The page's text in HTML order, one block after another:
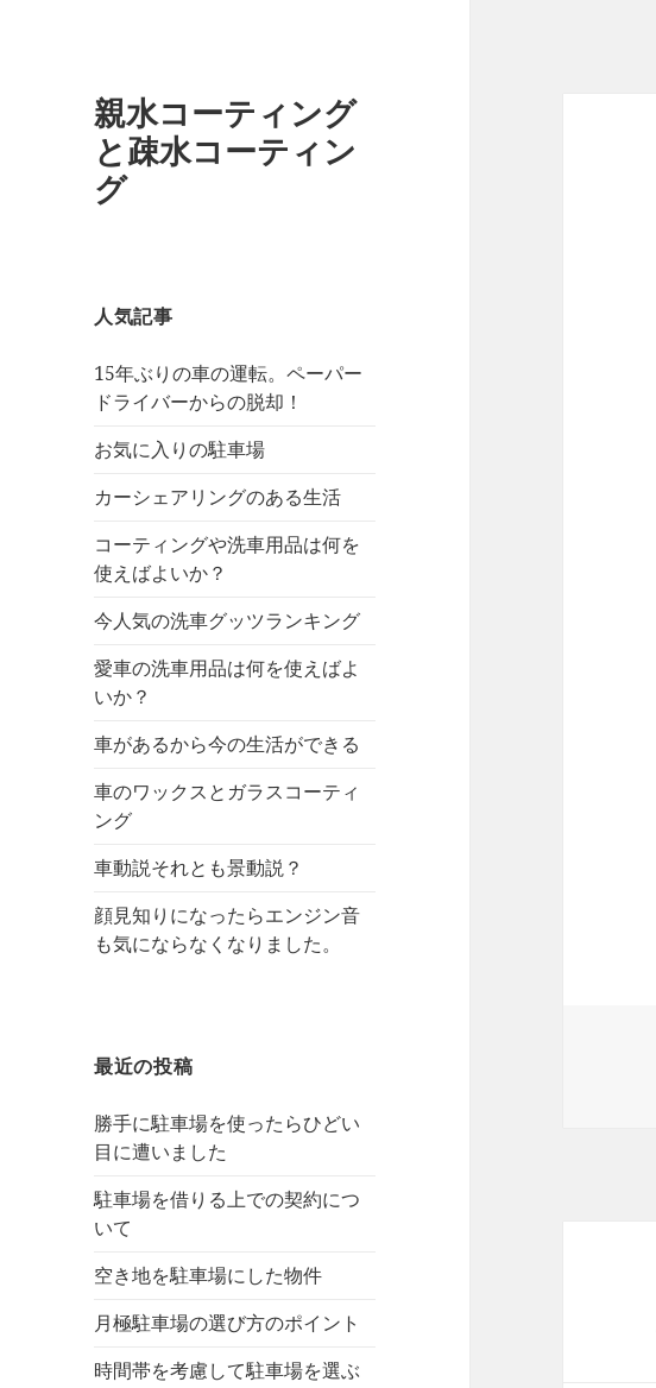
親水コーティング
と疎水コーティン
グ
人気記事
15年ぶりの車の運転。ペーパー
ドライバーからの脱却！
お気に入りの駐車場
カーシェアリングのある生活
コーティングや洗車用品は何を
使えばよいか？
今人気の洗車グッツランキング
愛車の洗車用品は何を使えばよ
いか？
車があるから今の生活ができる
車のワックスとガラスコーティ
ング
車動説それとも景動説？
顔見知りになったらエンジン音
も気にならなくなりました。
最近の投稿
勝手に駐車場を使ったらひどい
目に遭いました
駐車場を借りる上での契約につ
いて
空き地を駐車場にした物件
月極駐車場の選び方のポイント
時間帯を考慮して駐車場を選ぶ